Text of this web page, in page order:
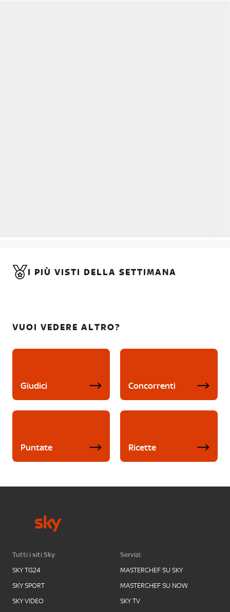
I PIÙ VISTI DELLA SETTIMANA
VUOI VEDERE ALTRO?
Giudici Concorrenti
Puntate Ricette
Tutti i siti Sky:
SKY TG24
SKY SPORT
SKY VIDEO
Servizi:
MASTERCHEF SU SKY
MASTERCHEF SU NOW
SKY TV